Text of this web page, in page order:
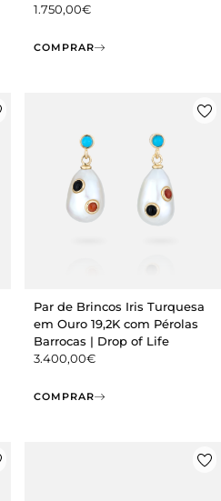
1.750,00€
COMPRAR
Par de Brincos Iris Turquesa
em Ouro 19,2K com Pérolas
Barrocas | Drop of Life
3.400,00€
COMPRAR